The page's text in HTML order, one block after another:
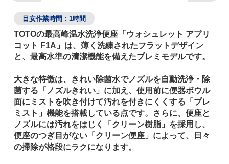
目安作業時間：1時間
TOTOの最高峰温水洗浄便座「ウォシュレット アプリ
コット F1A」は、薄く洗練されたフラットデザイン
と、最高水準の清潔機能を備えたプレミモデルです。
大きな特徴は、きれい除菌水でノズルを自動洗浄・除
菌する「ノズルきれい」に加え、使用前に便器ボウル
面にミストを吹き付けて汚れを付きにくくする「プレ
ミスト」機能を搭載している点です。さらに、便座と
ノズルには汚れをはじく「クリーン樹脂」を採用し、
便座のつぎ目がない「クリーン便座」によって、日々
の掃除が格段にラクになります。